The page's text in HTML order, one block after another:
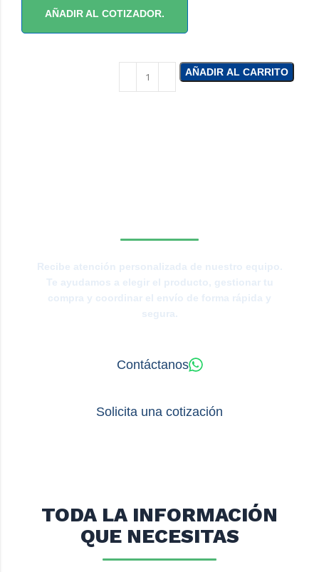
AÑADIR AL COTIZADOR.
AÑADIR AL CARRITO
Recibe atención personalizada de nuestro equipo.
Te ayudamos a elegir el producto, gestionar tu
compra y coordinar el envío de forma rápida y
segura.
Contáctanos
Solicita una cotización
TODA LA INFORMACIÓN
QUE NECESITAS